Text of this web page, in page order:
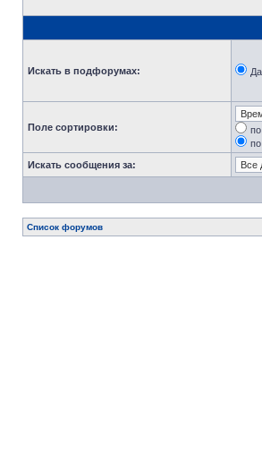
Искать в подфорумах: Да
Поле сортировки:
Искать сообщения за:
Список форумов